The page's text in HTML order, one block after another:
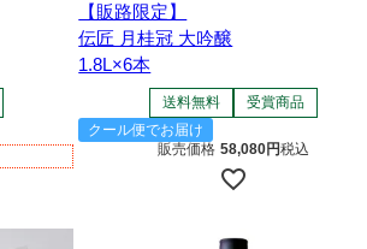
【販路限定】
伝匠 月桂冠 大吟醸
1.8L×6本
送料無料
受賞商品
クール便でお届け
販売価格 58,080 税込